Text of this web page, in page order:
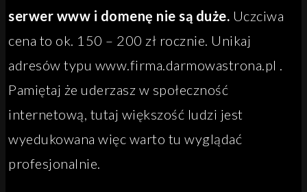
serwer www i domenę nie są duże. Uczciwa
cena to ok. 150 – 200 zł rocznie. Unikaj
adresów typu www.firma.darmowastrona.pl .
Pamiętaj że uderzasz w społeczność
internetową, tutaj większość ludzi jest
wyedukowana więc warto tu wyglądać
profesjonalnie.